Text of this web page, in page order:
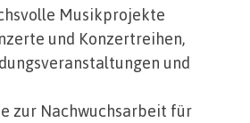
Musikprojekte
und Konzertreihen,
und
zur Nachwuchsarbeit für